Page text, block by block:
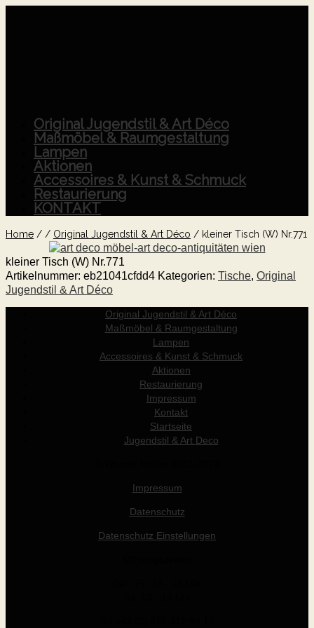
Original Jugendstil & Art Déco
Maßmöbel & Raumgestaltung
Lampen
Aktionen
Accessoires & Kunst & Schmuck
Restaurierung
KONTAKT
Home / / Original Jugendstil & Art Déco / kleiner Tisch (W) Nr.771
kleiner Tisch (W) Nr.771
Artikelnummer: eb21041cfdd4 Kategorien: Tische, Original
Jugendstil & Art Déco
Original Jugendstil & Art Déco
Maßmöbel & Raumgestaltung
Lampen
Accessoires & Kunst & Schmuck
Aktionen
Restaurierung
Impressum
Kontakt
Startseite
Jugendstil & Art Deco
Impressum
Datenschutz
Datenschutz Einstellungen